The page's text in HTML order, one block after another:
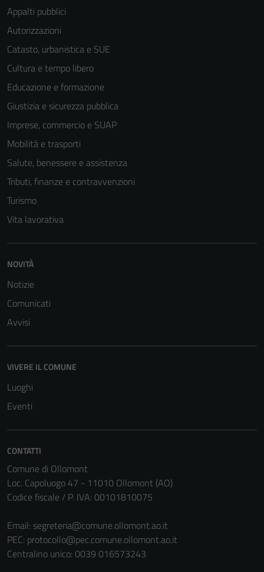
Appalti pubblici
Autorizzazioni
Catasto, urbanistica e SUE
Cultura e tempo libero
Educazione e formazione
Giustizia e sicurezza pubblica
Imprese, commercio e SUAP
Mobilità e trasporti
Salute, benessere e assistenza
Tributi, finanze e contravvenzioni
Turismo
Vita lavorativa
NOVITÀ
Notizie
Comunicati
Avvisi
VIVERE IL COMUNE
Luoghi
Eventi
CONTATTI
Comune di Ollomont
Loc. Capoluogo 47 - 11010 Ollomont (AO)
Codice fiscale / P. IVA: 00101810075
Email: segreteria@comune.ollomont.ao.it
PEC: protocollo@pec.comune.ollomont.ao.it
Centralino unico: 0039 016573243
non raccolgono
informazioni